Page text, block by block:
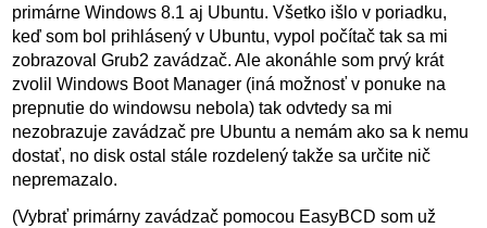
primárne Windows 8.1 aj Ubuntu. Všetko išlo v poriadku,
keď som bol prihlásený v Ubuntu, vypol počítač tak sa mi
zobrazoval Grub2 zavádzač. Ale akonáhle som prvý krát
zvolil Windows Boot Manager (iná možnosť v ponuke na
prepnutie do windowsu nebola) tak odvtedy sa mi
nezobrazuje zavádzač pre Ubuntu a nemám ako sa k nemu
dostať, no disk ostal stále rozdelený takže sa určite nič
nepremazalo.
(Vybrať primárny zavádzač pomocou EasyBCD som už